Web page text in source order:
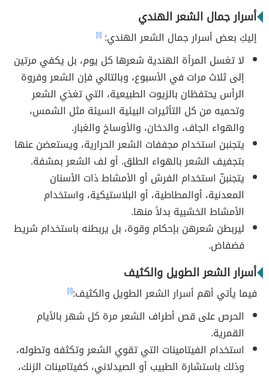
أسرار جمال الشعر الهندي
إليكِ بعض أسرار جمال الشعر الهندي: [١]
لا تغسل المرأة الهندية شعرها كل يوم، بل يكفي مرتين
إلى ثلاث مرات في الأسبوع، وبالتالي فإن الشعر وفروة
الرأس يحتفظان بالزيوت الطبيعية، التي تغذي الشعر
وتحميه من كل التأثيرات البيئية السيئة مثل الشمس،
والهواء الجاف، والدخان، والأوساخ والغبار.
يتجنبن استخدام مجففات الشعر الحرارية، ويستعضن عنها
بتجفيف الشعر بالهواء الطلق. أو لف الشعر بمشفة.
يتجنبنّ استخدام الفرش أو الأمشاط ذات الأسنان
المعدنية، أوالمطاطية، أو البلاستيكية، واستخدام
الأمشاط الخشبية بدلاً منها.
ليربطن شعرهن بإحكام وقوة، بل يربطنه باستخدام شريط
فضفاض.
أسرار الشعر الطويل والكثيف
فيما يأتي أهم أسرار الشعر الطويل والكثيف:[١]
الحرص على قص أطراف الشعر مرة كل شهر بالأيام
القمرية.
استخدام الفيتامينات التي تقوي الشعر وتكثفه وتطوله،
وذلك باستشارة الطبيب أو الصيدلاني، كفيتامينات الزنك،